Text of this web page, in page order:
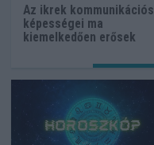
Az ikrek kommunikációs
képességei ma
kiemelkedően erősek